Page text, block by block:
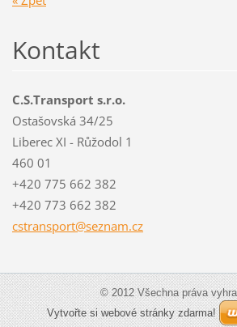
Kontakt
C.S.Transport s.r.o.
Ostašovská 34/25
Liberec XI - Růžodol 1
460 01
+420 775 662 382
+420 773 662 382
cstransport@seznam.cz
© 2012 Všechna práva
Vytvořte si webové stránky zdarma!